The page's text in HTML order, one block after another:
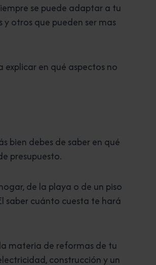
se puede adaptar a tu
y otros que pueden ser mas
en qué aspectos no
bien debes de saber en qué
presupuesto.
de la playa o de un piso
saber cuánto cuesta te hará
materia de reformas de tu
construcción y un